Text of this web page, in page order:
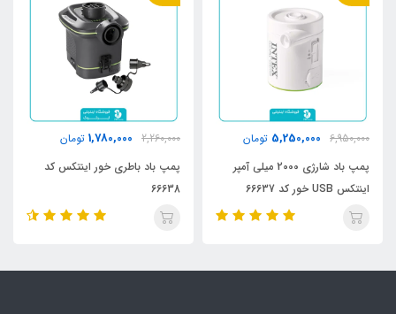
6,950,000
5,250,000 تومان
پمپ باد شارژی 2000 میلی آمپر
اینتکس USB خور کد 66637
2,260,000
1,780,000 تومان
پمپ باد باطری خور اینتکس کد
66638